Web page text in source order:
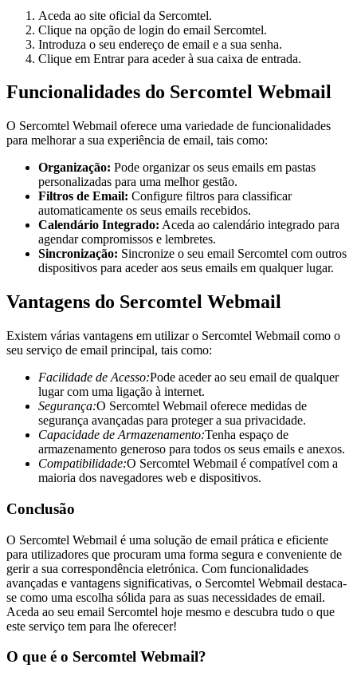
Aceda ao site oficial da Sercomtel.
Clique na opção de login do email Sercomtel.
Introduza o seu endereço de email e a sua senha.
Clique em Entrar para aceder à sua caixa de entrada.
Funcionalidades do Sercomtel Webmail
O Sercomtel Webmail oferece uma variedade de funcionalidades
para melhorar a sua experiência de email, tais como:
Organização: Pode organizar os seus emails em pastas
personalizadas para uma melhor gestão.
Filtros de Email: Configure filtros para classificar
automaticamente os seus emails recebidos.
Calendário Integrado: Aceda ao calendário integrado para
agendar compromissos e lembretes.
Sincronização: Sincronize o seu email Sercomtel com outros
dispositivos para aceder aos seus emails em qualquer lugar.
Vantagens do Sercomtel Webmail
Existem várias vantagens em utilizar o Sercomtel Webmail como o
seu serviço de email principal, tais como:
Facilidade de Acesso:Pode aceder ao seu email de qualquer
lugar com uma ligação à internet.
Segurança:O Sercomtel Webmail oferece medidas de
segurança avançadas para proteger a sua privacidade.
Capacidade de Armazenamento:Tenha espaço de
armazenamento generoso para todos os seus emails e anexos.
Compatibilidade:O Sercomtel Webmail é compatível com a
maioria dos navegadores web e dispositivos.
Conclusão
O Sercomtel Webmail é uma solução de email prática e eficiente
para utilizadores que procuram uma forma segura e conveniente de
gerir a sua correspondência eletrónica. Com funcionalidades
avançadas e vantagens significativas, o Sercomtel Webmail destaca-
se como uma escolha sólida para as suas necessidades de email.
Aceda ao seu email Sercomtel hoje mesmo e descubra tudo o que
este serviço tem para lhe oferecer!
O que é o Sercomtel Webmail?